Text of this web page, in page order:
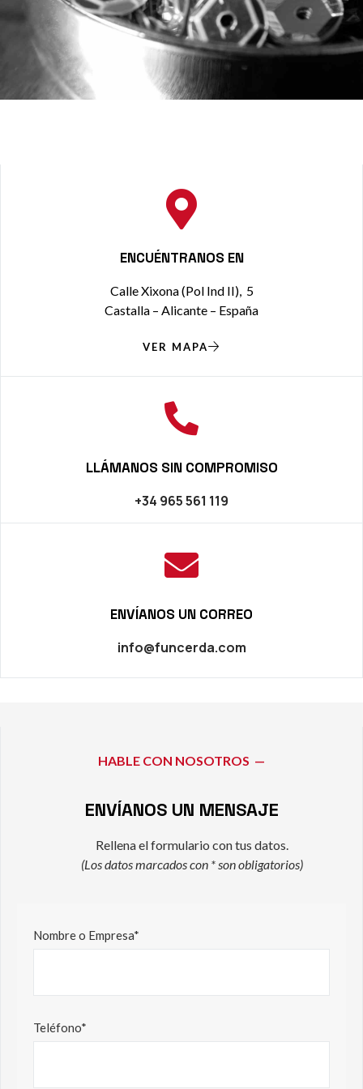
ENCUÉNTRANOS EN
Calle Xixona (Pol Ind II), 5
Castalla – Alicante – España
VER MAPA
LLÁMANOS SIN COMPROMISO
+34 965 561 119
ENVÍANOS UN CORREO
info@funcerda.com
HABLE CON NOSOTROS —
ENVÍANOS UN MENSAJE
Rellena el formulario con tus datos.
(Los datos marcados con * son obligatorios)
Nombre o Empresa*
Teléfono*